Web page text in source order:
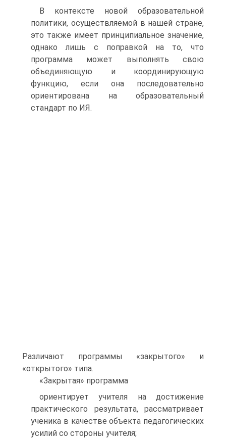
В контексте новой образовательной
политики, осуществляемой в нашей стране,
это также имеет принципиальное значение,
однако лишь с поправкой на то, что
программа может выполнять свою
объединяющую и координирующую
функцию, если она последовательно
ориентирована на образовательный
стандарт по ИЯ.
Различают программы «закрытого» и
«открытого» типа.
«Закрытая» программа
ориентирует учителя на достижение
практического результата, рассматривает
ученика в качестве объекта педагогических
усилий со стороны учителя;